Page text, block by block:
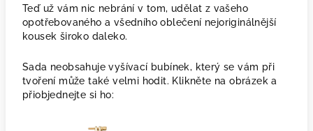
Teď už vám nic nebrání v tom, udělat z vašeho
opotřebovaného a všedního oblečení nejoriginálnější
kousek široko daleko.
Sada neobsahuje vyšívací bubínek, který se vám při
tvoření může také velmi hodit. Klikněte na obrázek a
přiobjednejte si ho: